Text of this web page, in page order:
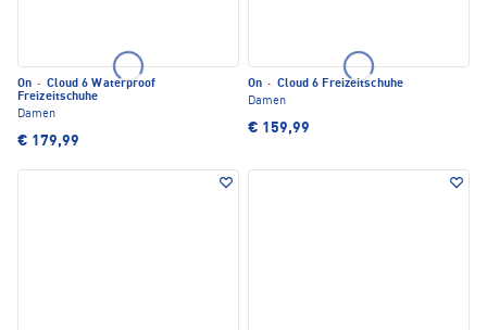
On · Cloud 6 Waterproof
Freizeitschuhe
Damen
€ 179,99
On · Cloud 6 Freizeitschuhe
Damen
€ 159,99